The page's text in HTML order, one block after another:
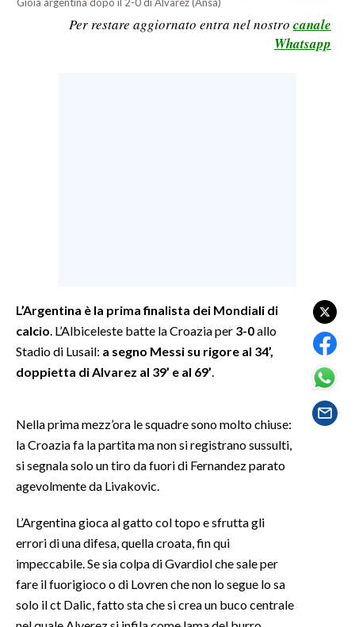
SPORT IN SARDEGNA
SPETTACOLI
GOSSIP
SARDEGNA TURISMO
SARDI NEL MONDO
NOTIZIE
EVENTI
3 MINUTI CON
Per restare aggiornato entra nel nostro canale
Whatsapp
L’Argentina è la prima finalista dei Mondiali di
calcio . L’Albiceleste batte la Croazia per 3-0allo
Stadio di Lusail: a segno Messi su rigore al 34’,
doppietta di Alvarez al 39’ e al 69’
Nella prima mezz’ora le squadre sono molto chiuse:
la Croazia fa la partita ma non si registrano sussulti,
si segnala solo un tiro da fuori di Fernandez parato
agevolmente da Livakovic.
L’Argentina gioca al gatto col topo e sfrutta gli
errori di una difesa, quella croata, fin qui
impeccabile. Se sia colpa di Gvardiol che sale per
fare il fuorigioco o di Lovren che non lo segue lo sa
solo il ct Dalic, fatto sta che si crea un buco centrale